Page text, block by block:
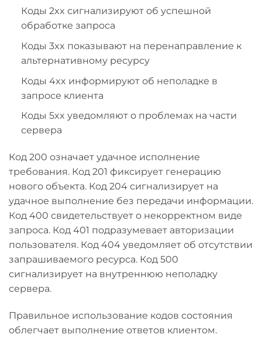
Коды 2xx сигнализируют об успешной
обработке запроса
Коды 3xx показывают на перенаправление к
альтернативному ресурсу
Коды 4xx информируют об неполадке в
запросе клиента
Коды 5xx уведомляют о проблемах на части
сервера
Код 200 означает удачное исполнение
требования. Код 201 фиксирует генерацию
нового объекта. Код 204 сигнализирует на
удачное выполнение без передачи информации.
Код 400 свидетельствует о некорректном виде
запроса. Код 401 подразумевает авторизации
пользователя. Код 404 уведомляет об отсутствии
запрашиваемого ресурса. Код 500
сигнализирует на внутреннюю неполадку
сервера.
Правильное использование кодов состояния
облегчает выполнение ответов клиентом.